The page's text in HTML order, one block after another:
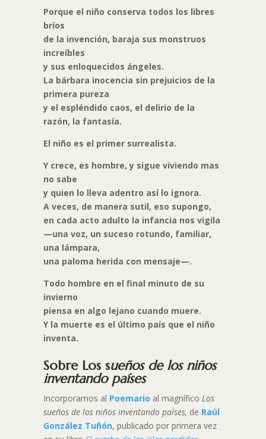
Porque el niño conserva todos los libres
bríos
de la invención, baraja sus monstruos
increíbles
y sus enloquecidos ángeles.
La bárbara inocencia sin prejuicios de la
primera pureza
y el espléndido caos, el delirio de la
razón, la fantasía.
El niño es el primer surrealista.
Y crece, es hombre, y sigue viviendo mas
no sabe
y quien lo lleva adentro así lo ignora.
A veces, de manera sutil, eso supongo,
en cada acto adulto la infancia nos vigila
—una voz, un suceso rotundo, familiar,
una lámpara,
una paloma herida con mensaje—.
Todo hombre en el final minuto de su
invierno
piensa en algo lejano cuando muere.
Y la muerte es el último país que el niño
inventa.
Sobre Los sueños de los niños
inventando países
Incorporamos al Poemario al magnífico Los
sueños de los niños inventando países, de Raúl
González Tuñón, publicado por primera vez